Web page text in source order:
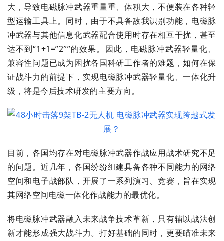
大，导致电磁脉冲武器重量重、体积大，不便装在各种轻
型运输工具上。同时，由于不具备敌我识别功能，电磁脉
冲武器与其他信息化武器配合使用时存在相互干扰，甚至
达不到“1+1=”2″”的效果。因此，电磁脉冲武器轻量化、
兼容性问题已成为困扰各国科研工作者的难题，如何在保
证战斗力的前提下，实现电磁脉冲武器轻量化、一体化升
级，将是今后技术研发的主要方向。
目前，各国均存在对电磁脉冲武器作战应用战术研究不足
的问题。近几年，各国纷纷组建具备各种不同能力的网络
空间和电子战部队，开展了一系列演习、竞赛，旨在实现
其网络空间电磁一体化作战能力的最优化。
将电磁脉冲武器融入未来战争技术革新，只有辅以战法创
新才能形成强大战斗力。打好基础的同时，更要瞄准未来